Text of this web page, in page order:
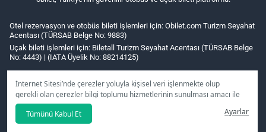
İnternet Sitesi’nde çerezler yoluyla kişisel veri işlenmekte olup
gerekli olan çerezler bilgi toplumu hizmetlerinin sunulması amacı ile
kullanılmaktadır. Tercihleriniz doğrultusunda size özel
kişiselleştirilmiş çerezleri ve özel kampanyaları
seçeneğine
tıklamanız halinde kullanımınıza sunamayacağız.
Tümünü Kabul Et Ayarlar
Otel rezervasyon ve otobüs bileti işlemleri için: Obilet.com Turizm Seyahat
Acentası (TÜRSAB Belge No: 9883)
Uçak bileti işlemleri için: Biletall Turizm Seyahat Acentası (TÜRSAB Belge
No: 4443) | (IATA Üyelik No: 88214125)